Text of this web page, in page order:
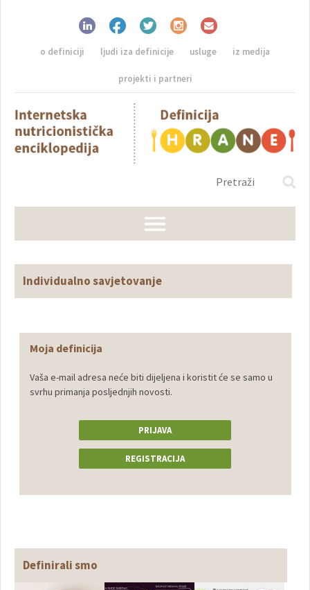
o definiciji ljudi iza definicije usluge iz medija
projekti i partneri
Individualno savjetovanje
Moja definicija
Vaša e-mail adresa neće biti dijeljena i koristit će se samo u
svrhu primanja posljednjih novosti.
PRIJAVA
REGISTRACIJA
Definirali smo